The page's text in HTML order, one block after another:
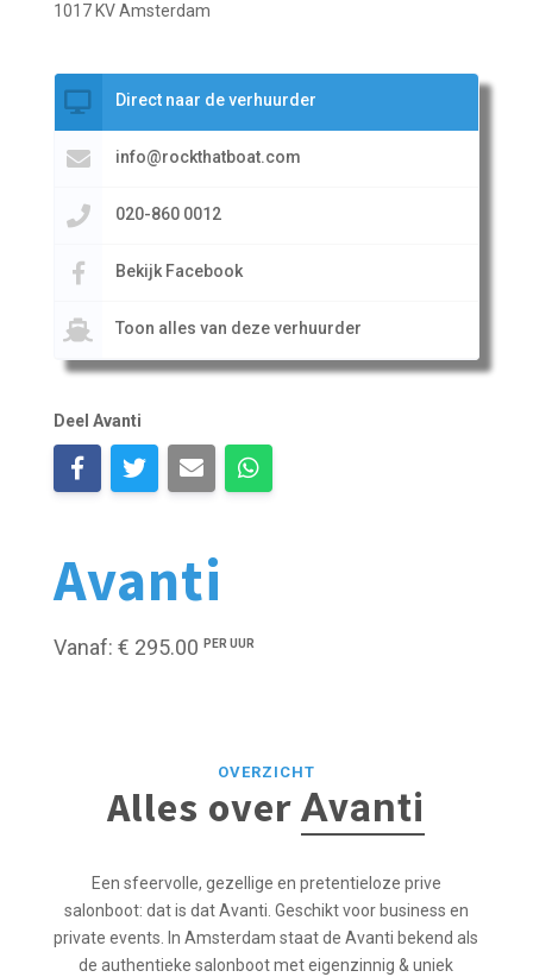
Avanti
Vanaf: € 295.00 PER UUR
1017 KV Amsterdam
Direct naar de verhuurder
info@rockthatboat.com
020-860 0012
Bekijk Facebook
Toon alles van deze verhuurder
Deel Avanti
OVERZICHT
Alles overAvanti
Een sfeervolle, gezellige en pretentieloze prive
salonboot: dat is dat Avanti. Geschikt voor business en
private events. In Amsterdam staat de Avanti bekend als
de authentieke salonboot met eigenzinnig & uniek